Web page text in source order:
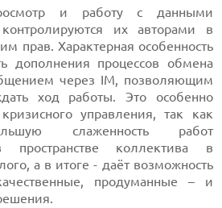
и работу с данными
их авторами в
прав. Характерная особенность
дополнения процессов обмена
через IM, позволяющим
ход работы. Это особенно
управления, так как
слаженность работ
пространстве коллектива в
а в итоге - даёт возможность
продуманные – и